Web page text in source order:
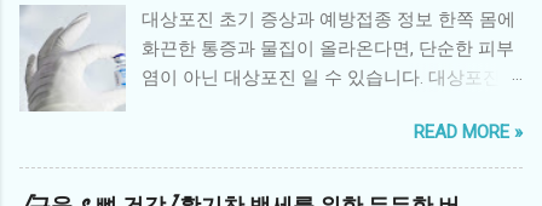
을 느낌 불안과 두려움: 동생 또는 형제의 병에
대한 불확실성과 두려움 죄책감: 환아와 비교하
면서 “내가 건강해서 미안하다”는 생각 분노와
정 학업·사회성 문제: 집중력 저하, 또래 관계 위
축 2. 병원 중심 심리 지원 프로그램 대학병원과
대상포진 초기 증상과 예방접종 정보 한쪽 몸에
화끈한 통증과 물집이 올라온다면, 단순한 피부
염이 아닌 대상포진 일 수 있습니다. 대상포진은
신경절에 잠복해 있다가 면역력이 떨어졌을 때
재활성화되면서 발생하는 질환입니다. 특히 50
세 이상 중장년층이나 과로, 스트레스를 많이 받
READ MORE »